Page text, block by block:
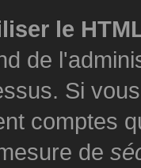
le
de
Si
comptes
de